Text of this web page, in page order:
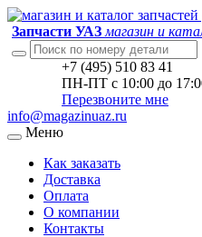
Запчасти УАЗ магазин и
+7 (495) 510 83 41
ПН-ПТ с 10:00 до
Перезвоните мне
info@magazinuaz.ru
Меню
Как заказать
Доставка
Оплата
О компании
Контакты